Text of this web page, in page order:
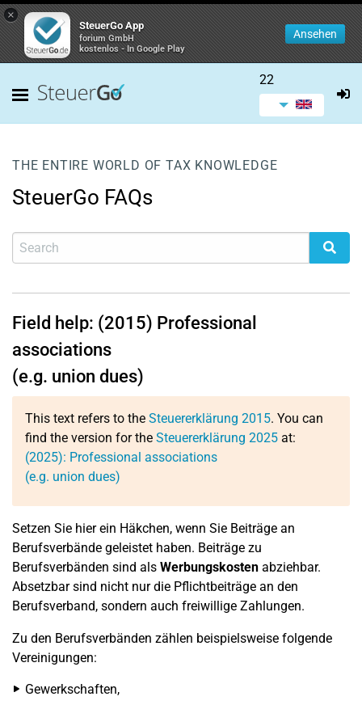
×
SteuerGo App
forium GmbH
kostenlos - In Google Play
Ansehen
22
THE ENTIRE WORLD OF TAX KNOWLEDGE
SteuerGo FAQs
Field help: (2015) Professional
associations
(e.g. union dues)
This text refers to the Steuererklärung 2015. You can
find the version for the Steuererklärung 2025 at:
(2025): Professional associations
(e.g. union dues)
Setzen Sie hier ein Häkchen, wenn Sie Beiträge an
Berufsverbände geleistet haben. Beiträge zu
Berufsverbänden sind als Werbungskosten abziehbar.
Absetzbar sind nicht nur die Pflichtbeiträge an den
Berufsverband, sondern auch freiwillige Zahlungen.
Zu den Berufsverbänden zählen beispielsweise folgende
Vereinigungen:
Gewerkschaften,